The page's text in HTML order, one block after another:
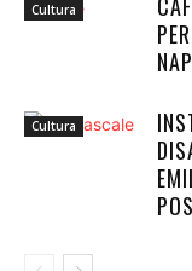
Cultura
Cultura